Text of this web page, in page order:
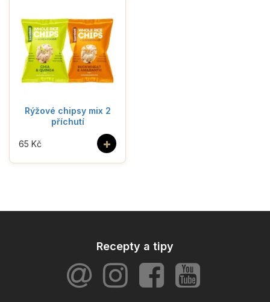
Rýžové chipsy mix 2
příchutí
+
65 Kč
Recepty a tipy